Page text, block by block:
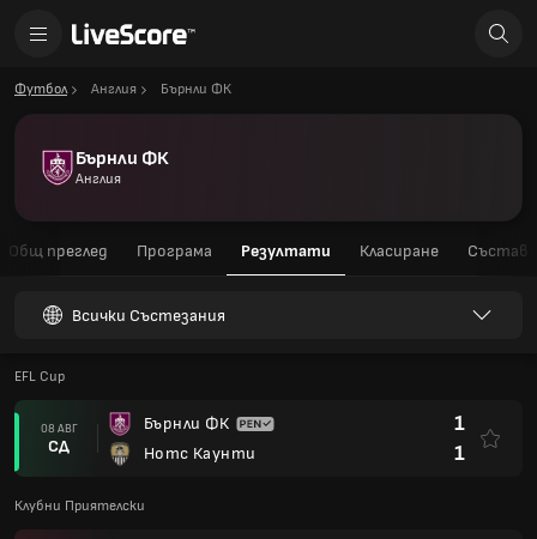
Футбол Англия Бърнли ФК
Бърнли ФК
Англия
Общ преглед Програма Резултати Класиране Състав
Всички Състезания
EFL Cup
08 АВГ
СД
Бърнли ФК
Нотс Каунти
1
1
Клубни Приятелски